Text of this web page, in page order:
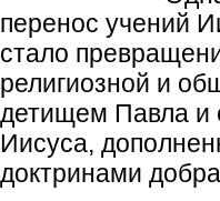
перенос учений
стало
религиозной и
детищем Павла и
Иисуса,
доктринами